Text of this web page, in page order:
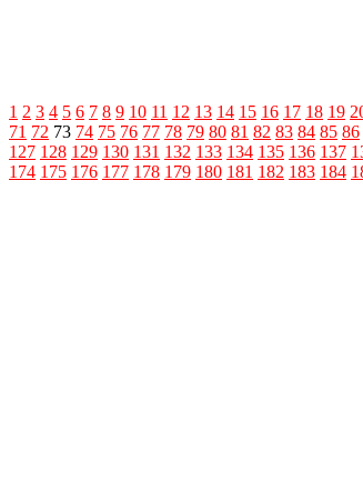
1 2 3 4 5 6 7 8 9 10 11 12 13 14 15 16 17 18 19
71 72 73 74 75 76 77 78 79 80 81 82 83 84 85 86
127 128 129 130 131 132 133 134 135 136 137
174 175 176 177 178 179 180 181 182 183 184